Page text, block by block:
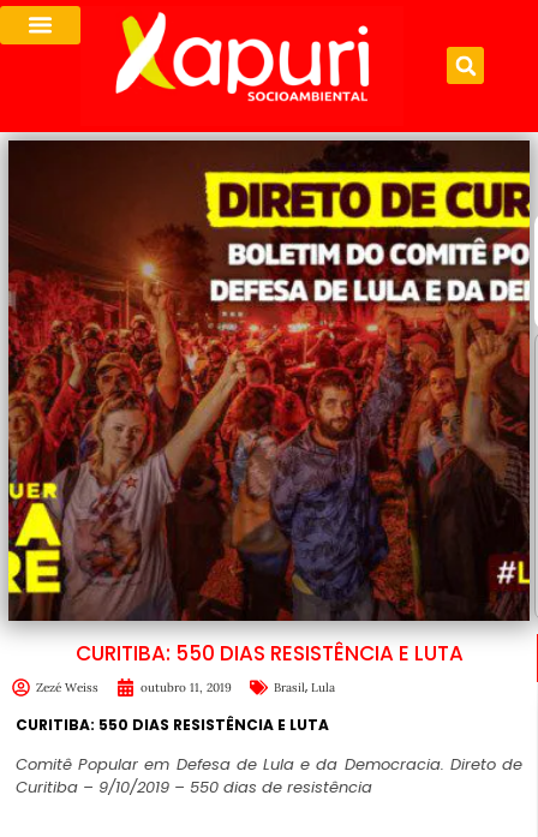
CURITIBA: 550 DIAS RESISTÊNCIA E LUTA
Zezé Weiss outubro 11, 2019 Brasil, Lula
CURITIBA: 550 DIAS RESISTÊNCIA E LUTA
Comitê Popular em Defesa de Lula e da Democracia. Direto de
Curitiba – 9/10/2019 – 550 dias de resistência